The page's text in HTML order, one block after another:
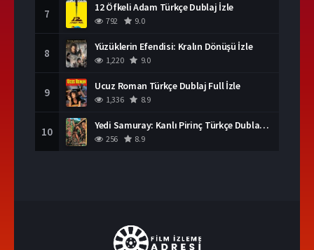
7 12 Öfkeli Adam Türkçe Dublaj İzle
792 9.0
8 Yüzüklerin Efendisi: Kralın Dönüşü İzle
1,220 9.0
9 Ucuz Roman Türkçe Dublaj Full İzle
1,336 8.9
10 Yedi Samuray: Kanlı Pirinç Türkçe Dublaj İzle
256 8.9